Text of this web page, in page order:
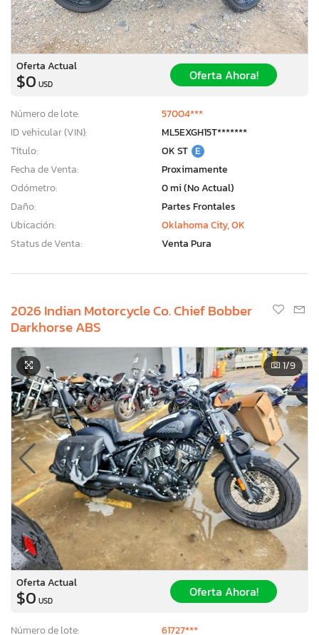
Oferta Actual
$0 USD
Oferta Ahora!
Número de lote:
57004***
ID vehicular (VIN):
ML5EXGH15T*******
Título:
OK ST E
Fecha de Venta:
Proximamente
Odómetro:
0 mi (No Actual)
Daño:
Partes Frontales
Ubicación:
Oklahoma City, OK
Status de Venta:
Venta Pura
2026 Indian Motorcycle Co. Chief Bobber
Darkhorse ABS
1/9
Oferta Actual
$0 USD
Oferta Ahora!
Número de lote:
61727***